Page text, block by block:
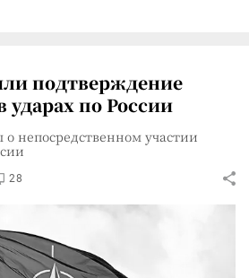
подтверждение
ударах по России
непосредственном участии
28